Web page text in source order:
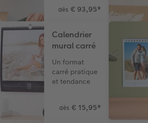
dès € 93,95*
Calendrier
mural carré
Un format
carré pratique
et tendance
dès € 15,95*